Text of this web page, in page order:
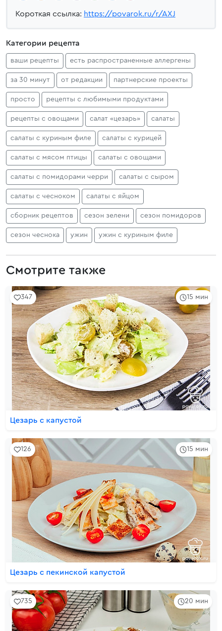
Короткая ссылка: https://povarok.ru/r/AXJ
Категории рецепта
ваши рецепты есть распространенные аллергены
за 30 минут от редакции партнерские проекты
просто рецепты с любимыми продуктами
рецепты с овощами салат «цезарь» салаты
салаты с куриным филе салаты с курицей
салаты с мясом птицы салаты с овощами
салаты с помидорами черри салаты с сыром
салаты с чесноком салаты с яйцом
сборник рецептов сезон зелени сезон помидоров
сезон чеснока ужин ужин с куриным филе
Смотрите также
15 мин
347
Цезарь с капустой
15 мин
126
Цезарь с пекинской капустой
20 мин
735